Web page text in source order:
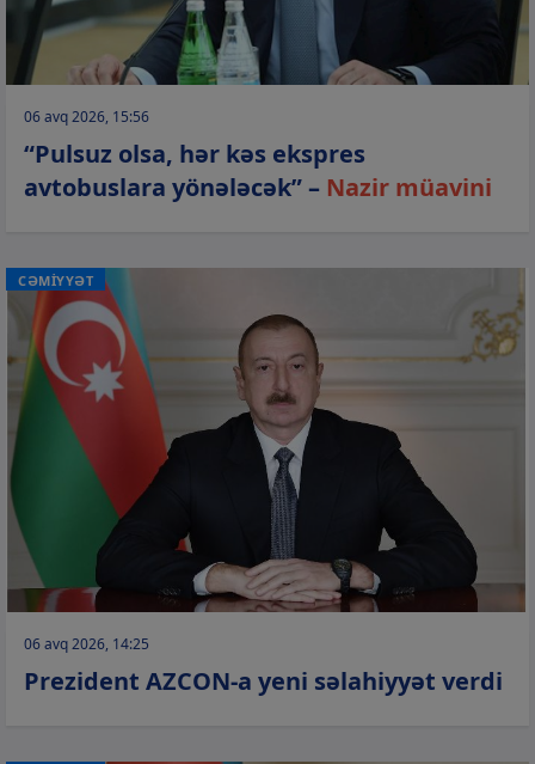
06 avq 2026, 15:56
“Pulsuz olsa, hər kəs ekspres
avtobuslara yönələcək” – Nazir müavini
CƏMİYYƏT
06 avq 2026, 14:25
Prezident AZCON-a yeni səlahiyyət verdi